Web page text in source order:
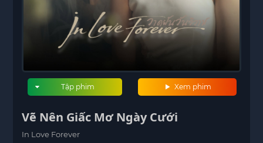
Xem phim
Tập phim
Vẽ Nên Giấc Mơ Ngày Cưới
In Love Forever